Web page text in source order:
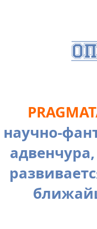
научно-